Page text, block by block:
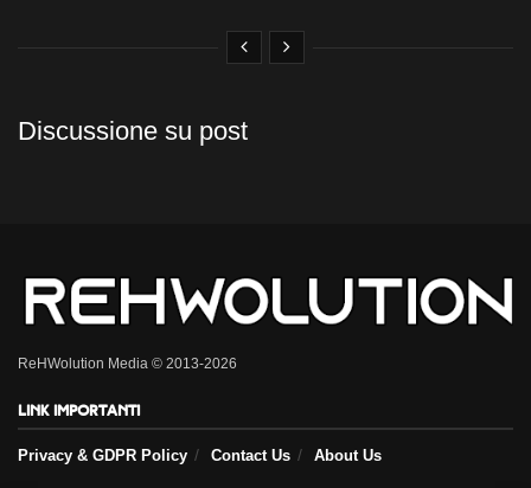
Discussione su post
ReHWolution Media © 2013-2026
Link importanti
Privacy & GDPR Policy Contact Us About Us